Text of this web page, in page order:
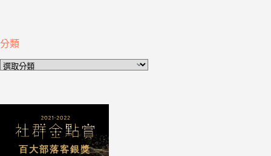
分類
分